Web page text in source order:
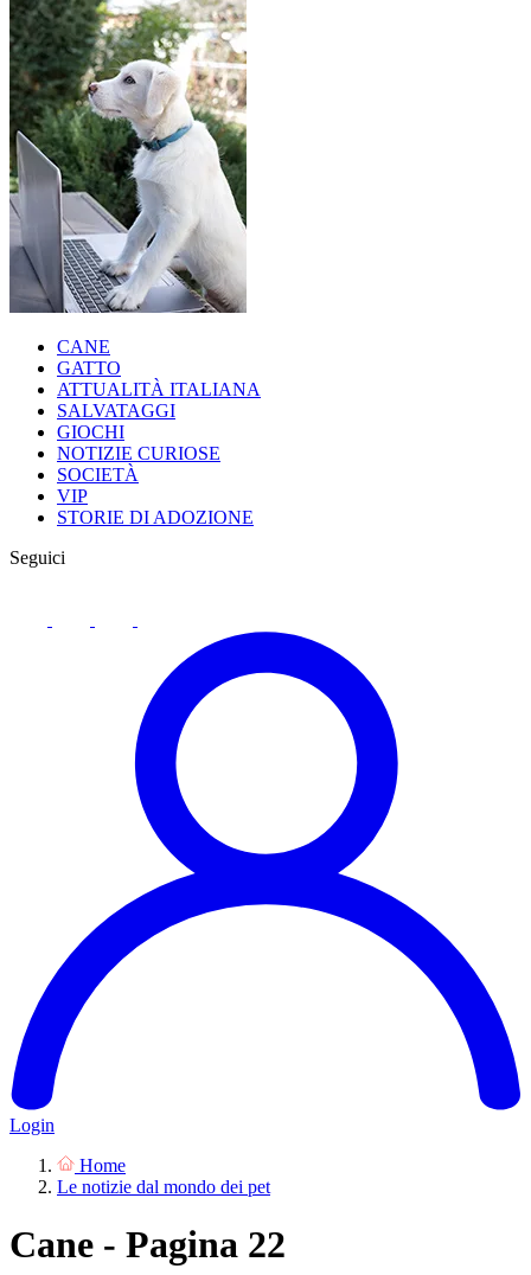
CANE
GATTO
ATTUALITÀ ITALIANA
SALVATAGGI
GIOCHI
NOTIZIE CURIOSE
SOCIETÀ
VIP
STORIE DI ADOZIONE
Seguici
Login
Home
Le notizie dal mondo dei pet
Cane - Pagina 22